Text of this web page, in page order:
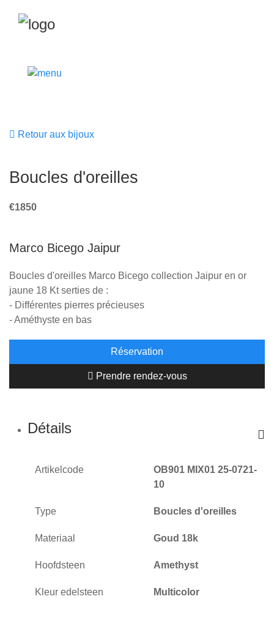
Retour aux bijoux
Boucles d'oreilles
€1850
Marco Bicego Jaipur
Boucles d'oreilles Marco Bicego collection Jaipur en or
jaune 18 Kt serties de :
- Différentes pierres précieuses
- Améthyste en bas
Réservation
Prendre rendez-vous
Détails
Artikelcode
OB901 MIX01 25-0721-
10
Type Boucles d'oreilles
Materiaal Goud 18k
Hoofdsteen Amethyst
Kleur edelsteen Multicolor